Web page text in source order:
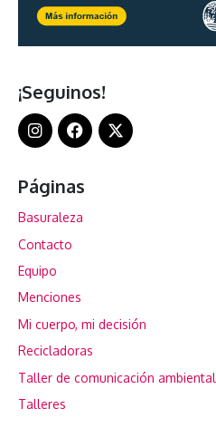
¡Seguinos!
Páginas
Basuraleza
Contacto
Equipo
Menciones
Mi cuerpo, mi decisión
Recicladoras
Taller de comunicación ambiental
Talleres